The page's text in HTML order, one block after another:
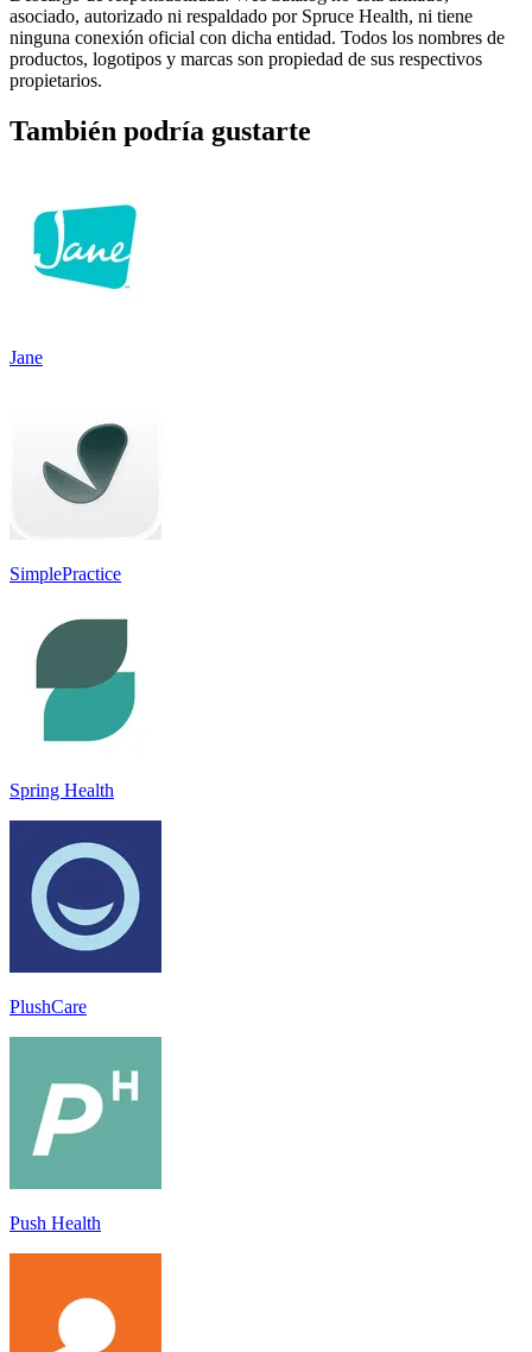
asociado, autorizado ni respaldado por Spruce Health, ni tiene
ninguna conexión oficial con dicha entidad. Todos los nombres de
productos, logotipos y marcas son propiedad de sus respectivos
propietarios.
También podría gustarte
Jane
SimplePractice
Spring Health
PlushCare
Push Health